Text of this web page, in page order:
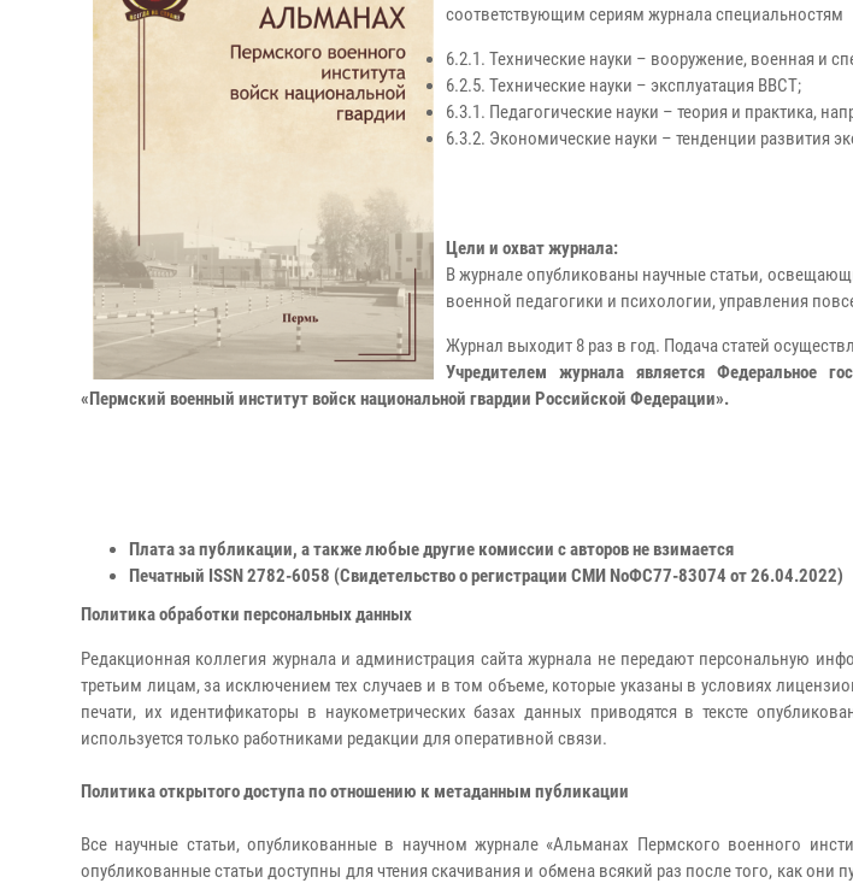
соответствующим сериям журнала специальностям
6.2.1. Технические науки – вооружение, военная и
6.2.5. Технические науки – эксплуатация ВВСТ;
6.3.1. Педагогические науки – теория и практика,
6.3.2. Экономические науки – тенденции развития
Цели и охват журнала:
В журнале опубликованы научные статьи,
военной педагогики и психологии, управления
Журнал выходит 8 раз в год. Подача статей
Учредителем журнала является Федеральное
«Пермский военный институт войск национальной гвардии Российской Федерации».
Плата за публикации, а также любые другие комиссии с авторов не взимается
Печатный ISSN 2782-6058 (Свидетельство о регистрации СМИ NoФС77-83074 от 26.04.2022)
Политика обработки персональных данных
Редакционная коллегия журнала и администрация сайта журнала не передают персональную
третьим лицам, за исключением тех случаев и в том объеме, которые указаны в условиях
печати, их идентификаторы в наукометрических базах данных приводятся в тексте
используется только работниками редакции для оперативной связи.
Политика открытого доступа по отношению к метаданным публикации
Все научные статьи, опубликованные в научном журнале «Альманах Пермского военного
опубликованные статьи доступны для чтения скачивания и обмена всякий раз после того, как